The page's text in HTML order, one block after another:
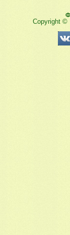
Copyright ©